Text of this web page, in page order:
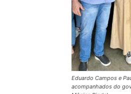
Eduardo Campos e
acompanhados do